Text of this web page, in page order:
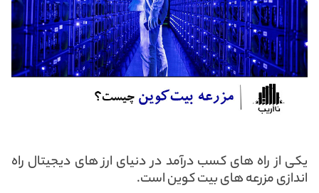
یکی از راه های کسب درآمد در دنیای ارز های دیجیتال راه
اندازی مزرعه های بیت کوین است.